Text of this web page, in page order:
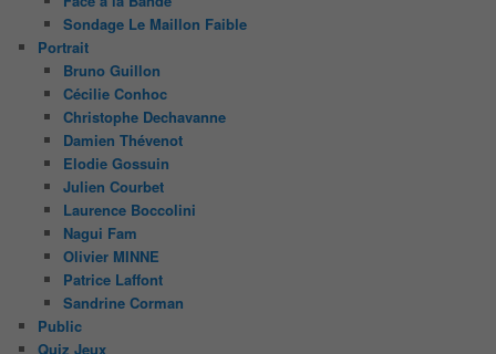
Sondage Le Maillon Faible
Portrait
Bruno Guillon
Cécilie Conhoc
Christophe Dechavanne
Damien Thévenot
Elodie Gossuin
Julien Courbet
Laurence Boccolini
Nagui Fam
Olivier MINNE
Patrice Laffont
Sandrine Corman
Public
Quiz Jeux